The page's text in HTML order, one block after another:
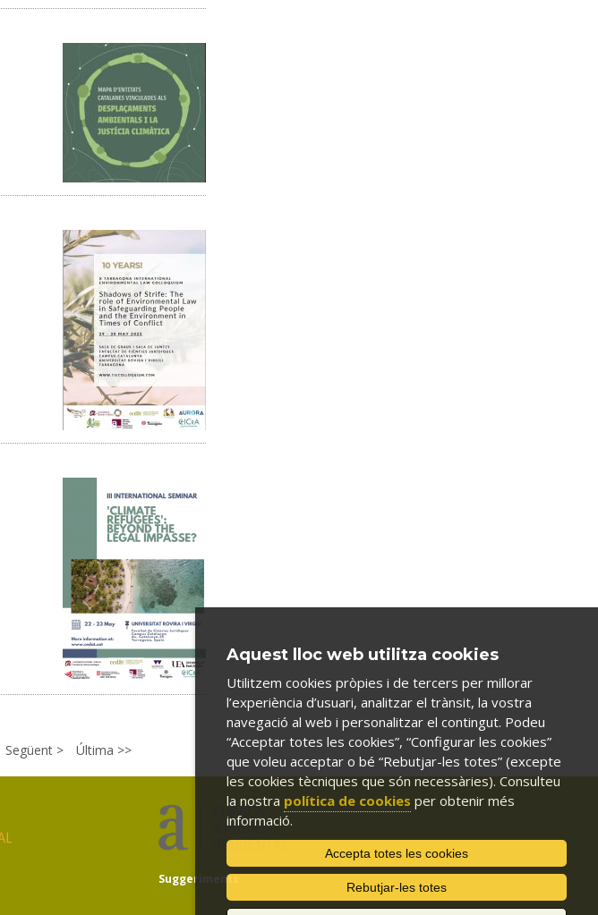
Següent Última
Suggeriments
Aquest lloc web utilitza cookies
Utilitzem cookies pròpies i de tercers per millorar
l’experiència d’usuari, analitzar el trànsit, la vostra
navegació al web i personalitzar el contingut. Podeu
“Acceptar totes les cookies”, “Configurar les cookies”
que voleu acceptar o bé “Rebutjar-les totes” (excepte
les cookies tècniques que són necessàries). Consulteu
la nostra política de cookies per obtenir més
informació.
Accepta totes les cookies
Rebutjar-les totes